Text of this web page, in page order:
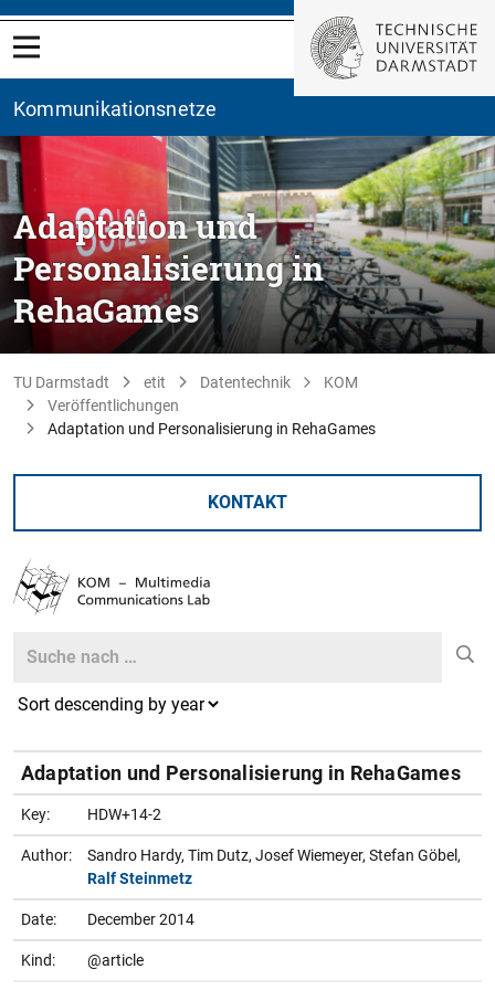
Kommunikationsnetze
Adaptation und
Personalisierung in
RehaGames
TU Darmstadt etit Datentechnik
KOM
Veröffentlichungen
Adaptation und Personalisierung in RehaGames
KONTAKT
Search
Adaptation und Personalisierung in RehaGames
Key: HDW+14-2
Author:
Sandro Hardy, Tim Dutz, Josef Wiemeyer, Stefan Göbel,
Ralf Steinmetz
Date: December 2014
Kind: @article